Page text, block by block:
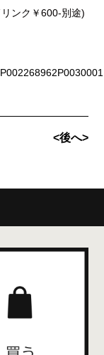
ンク￥600-別途)
<後へ>